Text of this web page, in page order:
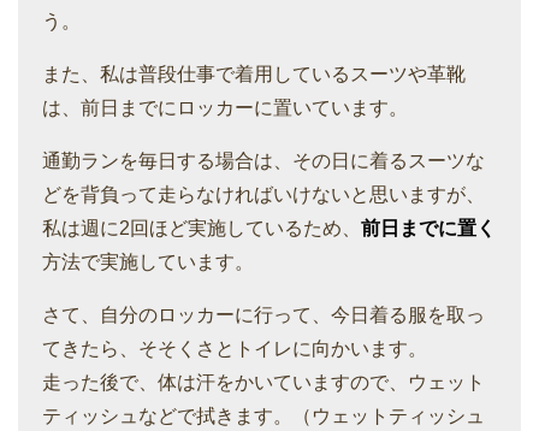
う。
また、私は普段仕事で着用しているスーツや革靴
は、前日までにロッカーに置いています。
通勤ランを毎日する場合は、その日に着るスーツな
どを背負って走らなければいけないと思いますが、
私は週に2回ほど実施しているため、 前日までに置く
方法で実施しています。
さて、自分のロッカーに行って、今日着る服を取っ
てきたら、そそくさとトイレに向かいます。
走った後で、体は汗をかいていますので、ウェット
ティッシュなどで拭きます。（ウェットティッシュ